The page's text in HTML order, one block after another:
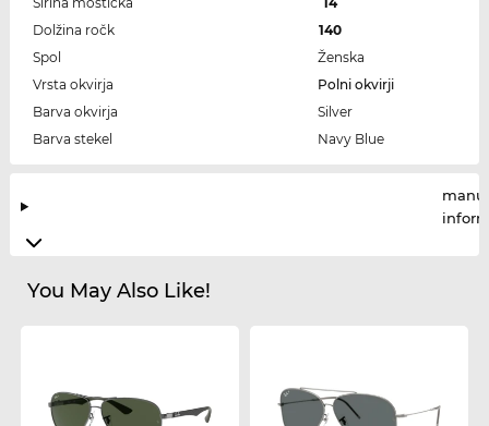
Dolžina ročk
140
Spol
Ženska
Vrsta okvirja
Polni okvirji
Barva okvirja
Silver
Barva stekel
Navy Blue
You May Also Like!